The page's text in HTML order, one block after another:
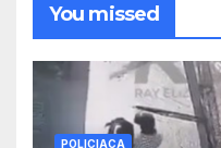
You missed
POLICIACA